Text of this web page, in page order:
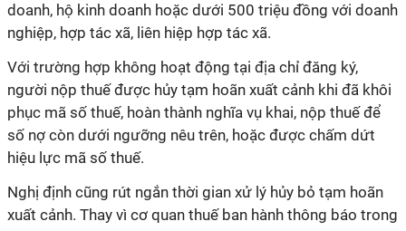
doanh, hộ kinh doanh hoặc dưới 500 triệu đồng với doanh
nghiệp, hợp tác xã, liên hiệp hợp tác xã.
Với trường hợp không hoạt động tại địa chỉ đăng ký,
người nộp thuế được hủy tạm hoãn xuất cảnh khi đã khôi
phục mã số thuế, hoàn thành nghĩa vụ khai, nộp thuế để
số nợ còn dưới ngưỡng nêu trên, hoặc được chấm dứt
hiệu lực mã số thuế.
Nghị định cũng rút ngắn thời gian xử lý hủy bỏ tạm hoãn
xuất cảnh. Thay vì cơ quan thuế ban hành thông báo trong